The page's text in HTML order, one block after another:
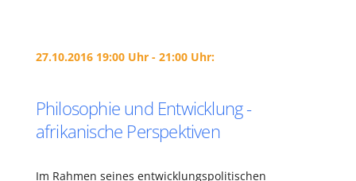
27.10.2016 19:00 Uhr - 21:00 Uhr:
Philosophie und Entwicklung -
afrikanische Perspektiven
Im Rahmen seines entwicklungspolitischen